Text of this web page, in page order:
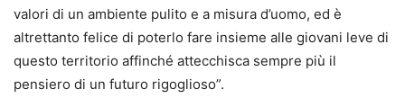
valori di un ambiente pulito e a misura d’uomo, ed è
altrettanto felice di poterlo fare insieme alle giovani leve di
questo territorio affinché attecchisca sempre più il
pensiero di un futuro rigoglioso”.